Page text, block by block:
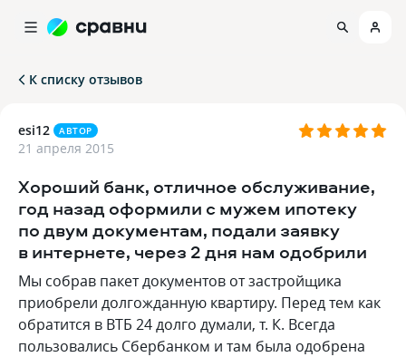
К списку отзывов
esi12 АВТОР
21 апреля 2015
Хороший банк, отличное обслуживание,
год назад оформили с мужем ипотеку
по двум документам, подали заявку
в интернете, через 2 дня нам одобрили
Мы собрав пакет документов от застройщика
приобрели долгожданную квартиру. Перед тем как
обратится в ВТБ 24 долго думали, т. К. Всегда
пользовались Сбербанком и там была одобрена